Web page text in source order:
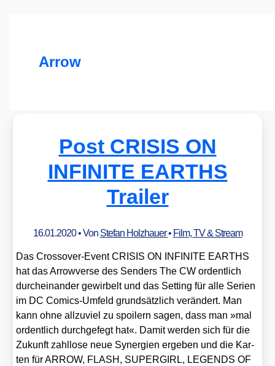
Arrow
Post CRISIS ON
INFINITE EARTHS
Trailer
16.01.2020• Von Stefan Holzhauer• Film, TV & Stream
Das Cross­over-Event CRISIS ON INFINITE EARTHS
hat das Arro­w­ver­se des Sen­ders The CW ordent­lich
durch­ein­an­der gewir­belt und das Set­ting für alle Seri­en
im DC Comics-Umfeld grund­sätz­lich ver­än­dert. Man
kann ohne all­zu­viel zu spoi­lern sagen, dass man »mal
ordent­lich durch­ge­fegt hat«. Damit wer­den sich für die
Zukunft zahl­lo­se neue Syn­er­gien erge­ben und die Kar­
ten für ARROW, FLASH, SUPERGIRL, LEGENDS OF